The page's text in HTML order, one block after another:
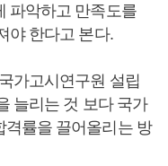
파악하고 만족도를
야 한다고 본다.
가고시연구원 설립
늘리는 것 보다 국가
격률을 끌어올리는 방